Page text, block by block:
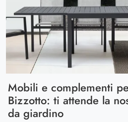
Mobili e complementi
Bizzotto: ti attende la
da giardino